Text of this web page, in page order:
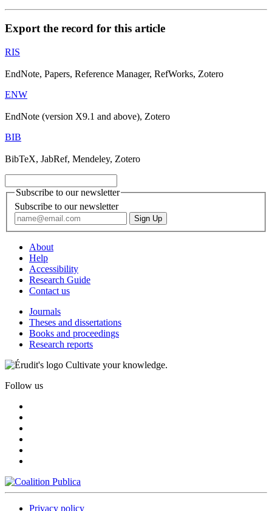
Export the record for this article
RIS
EndNote, Papers, Reference Manager, RefWorks, Zotero
ENW
EndNote (version X9.1 and above), Zotero
BIB
BibTeX, JabRef, Mendeley, Zotero
Subscribe to our newsletter
Subscribe to our newsletter
About
Help
Accessibility
Research Guide
Contact us
Journals
Theses and dissertations
Books and proceedings
Research reports
Cultivate your knowledge.
Follow us
Privacy policy